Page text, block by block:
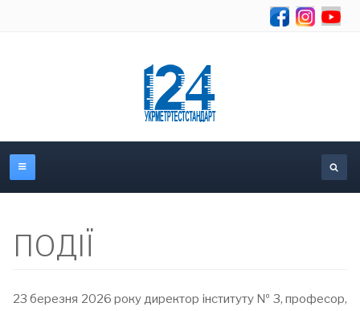
ПОДІЇ
23 березня 2026 року директор інституту № 3, професор,